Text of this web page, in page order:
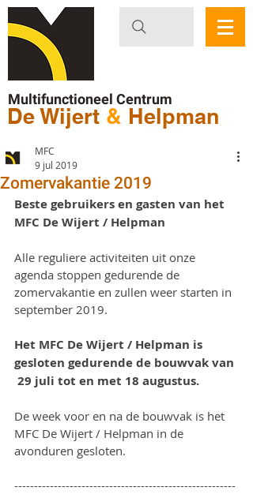
Multifunctioneel Centrum
De Wijert & Helpman
Zomervakantie 2019
MFC
9 jul 2019
Beste gebruikers en gasten van het
MFC De Wijert / Helpman
Alle reguliere activiteiten uit onze
agenda stoppen gedurende de
zomervakantie en zullen weer starten in
september 2019.
Het MFC De Wijert / Helpman is
gesloten gedurende de bouwvak van
29 juli tot en met 18 augustus.
De week voor en na de bouwvak is het
MFC De Wijert / Helpman in de
avonduren gesloten.
--------------------------------------------------------